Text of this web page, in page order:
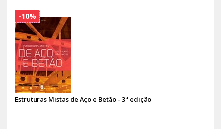
Estruturas Mistas de Aço e Betão - 3ª edição
-10%